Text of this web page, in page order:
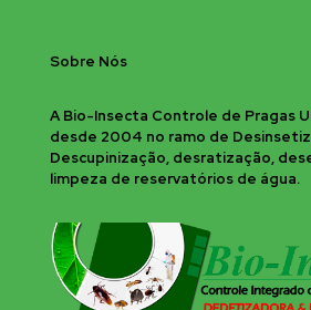
Sobre Nós
A Bio-Insecta Controle de Pragas
desde 2004 no ramo de
Descupinização, desratização,
limpeza de reservatórios de água.